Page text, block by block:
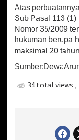
Atas
Sub Pasal 113 (1)
Nomor 35/2009
hukuman berupa
maksimal 20
34 total views ,